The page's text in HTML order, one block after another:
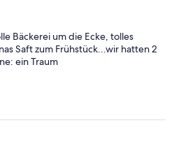
Bäckerei um die Ecke, tolles
Saft zum Frühstück...wir hatten 2
ein Traum